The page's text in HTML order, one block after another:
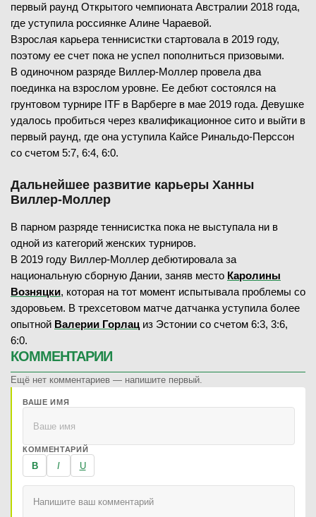
первый раунд Открытого чемпионата Австралии 2018 года,
где уступила россиянке Алине Чараевой.
Взрослая карьера теннисистки стартовала в 2019 году,
поэтому ее счет пока не успел пополниться призовыми.
В одиночном разряде Виллер-Моллер провела два
поединка на взрослом уровне. Ее дебют состоялся на
грунтовом турнире ITF в Варберге в мае 2019 года. Девушке
удалось пробиться через квалификационное сито и выйти в
первый раунд, где она уступила Кайсе Ринальдо-Перссон
со счетом 5:7, 6:4, 6:0.
Дальнейшее развитие карьеры Ханны
Виллер-Моллер
В парном разряде теннисистка пока не выступала ни в
одной из категорий женских турниров.
В 2019 году Виллер-Моллер дебютировала за
национальную сборную Дании, заняв место Каролины
Возняцки, которая на тот момент испытывала проблемы со
здоровьем. В трехсетовом матче датчанка уступила более
опытной Валерии Горлац из Эстонии со счетом 6:3, 3:6,
6:0.
КОММЕНТАРИИ
Ещё нет комментариев — напишите первый.
ВАШЕ ИМЯ
КОММЕНТАРИЙ
B I U